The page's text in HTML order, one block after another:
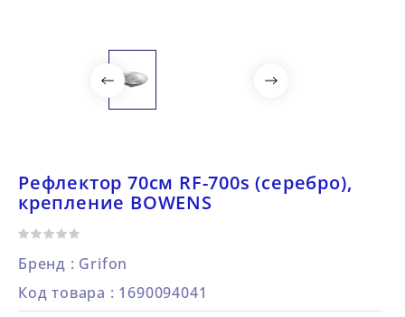
Рефлектор 70см RF-700s (серебро),
крепление BOWENS
Бренд : Grifon
Код товара : 1690094041